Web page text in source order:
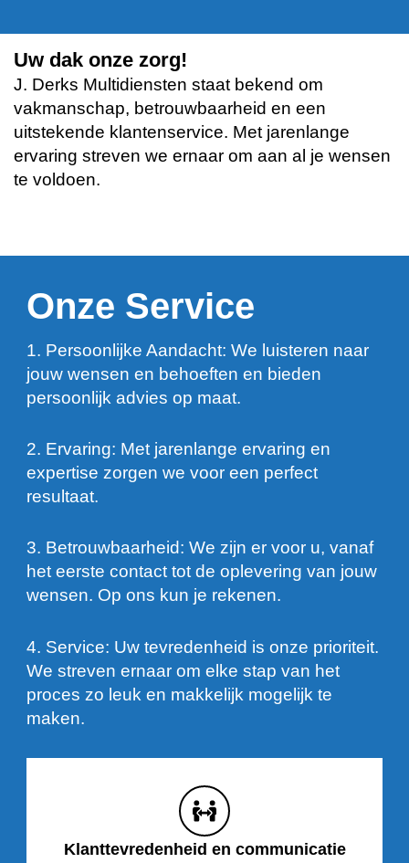
Uw dak onze zorg!
J. Derks Multidiensten staat bekend om
vakmanschap, betrouwbaarheid en een
uitstekende klantenservice. Met jarenlange
ervaring streven we ernaar om aan al je wensen
te voldoen.
Klanttevredenheid en communicatie
Onze Service
1. Persoonlijke Aandacht: We luisteren naar
jouw wensen en behoeften en bieden
persoonlijk advies op maat.
2. Ervaring: Met jarenlange ervaring en
expertise zorgen we voor een perfect
resultaat.
3. Betrouwbaarheid: We zijn er voor u, vanaf
het eerste contact tot de oplevering van jouw
wensen. Op ons kun je rekenen.
4. Service: Uw tevredenheid is onze prioriteit.
We streven ernaar om elke stap van het
proces zo leuk en makkelijk mogelijk te
maken.